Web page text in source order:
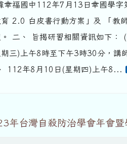
幸福國中112年7月13日幸國學
育 2.0 白皮書行動方案」及 「教
。 二、 旨揭研習相關資訊如下
三)上午8時至下午3時30分，講
112年8月10日(星期四)上午8...
年台灣自殺防治學會年會